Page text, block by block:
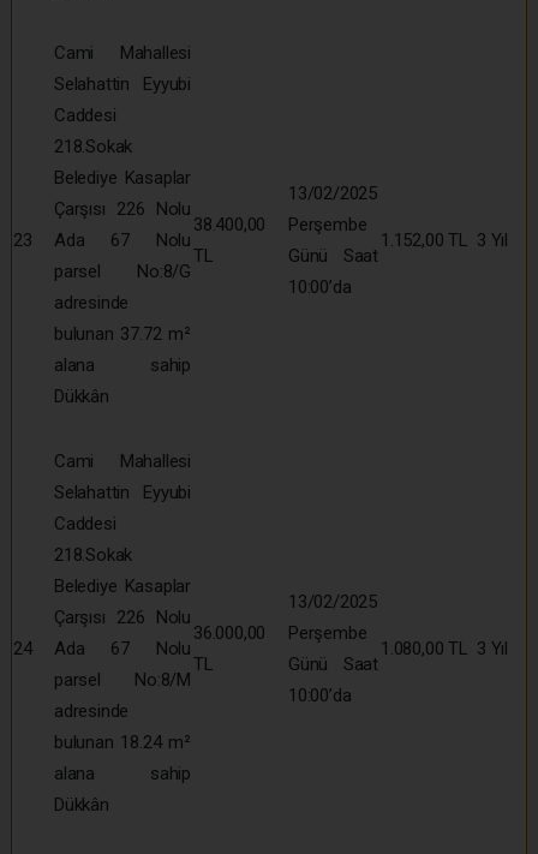
23
Cami Mahallesi
Selahattin Eyyubi
Caddesi
218.Sokak
Belediye Kasaplar
Çarşısı 226 Nolu
Ada 67 Nolu
parsel No:8/G
adresinde
bulunan 37.72 m²
alana sahip
Dükkân
38.400,00
TL
13/02/2025
Perşembe
Günü Saat
10:00’da
1.152,00 TL 3 Yıl
24
Cami Mahallesi
Selahattin Eyyubi
Caddesi
218.Sokak
Belediye Kasaplar
Çarşısı 226 Nolu
Ada 67 Nolu
parsel No:8/M
adresinde
bulunan 18.24 m²
alana sahip
Dükkân
36.000,00
TL
13/02/2025
Perşembe
Günü Saat
10:00’da
1.080,00 TL 3 Yıl